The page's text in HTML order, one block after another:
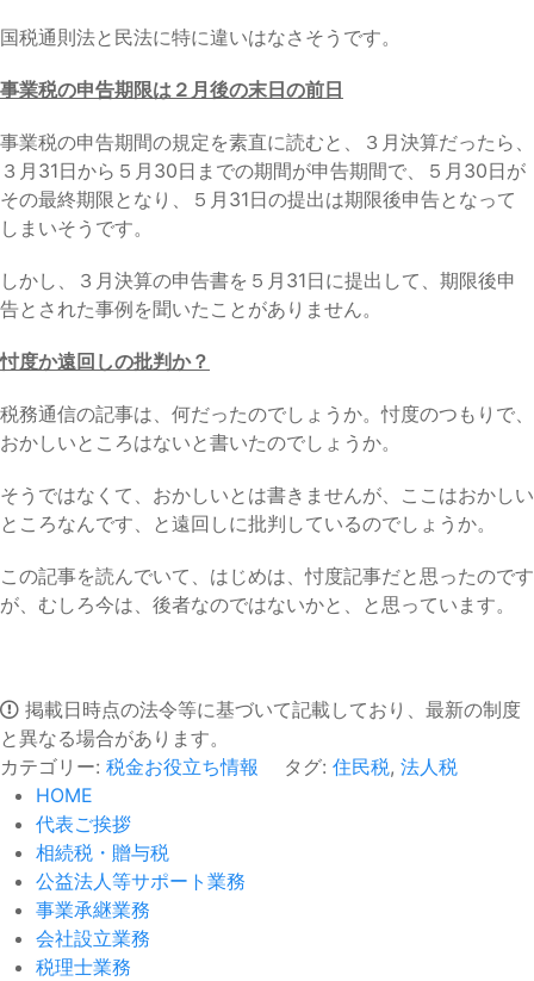
国税通則法と民法に特に違いはなさそうです。
事業税の申告期限は２月後の末日の前日
事業税の申告期間の規定を素直に読むと、３月決算だったら、
３月31日から５月30日までの期間が申告期間で、５月30日が
その最終期限となり、５月31日の提出は期限後申告となって
しまいそうです。
しかし、３月決算の申告書を５月31日に提出して、期限後申
告とされた事例を聞いたことがありません。
忖度か遠回しの批判か？
税務通信の記事は、何だったのでしょうか。忖度のつもりで、
おかしいところはないと書いたのでしょうか。
そうではなくて、おかしいとは書きませんが、ここはおかしい
ところなんです、と遠回しに批判しているのでしょうか。
この記事を読んでいて、はじめは、忖度記事だと思ったのです
が、むしろ今は、後者なのではないかと、と思っています。
掲載日時点の法令等に基づいて記載しており、最新の制度
と異なる場合があります。
カテゴリー: 税金お役立ち情報 タグ: 住民税, 法人税
HOME
代表ご挨拶
相続税・贈与税
公益法人等サポート業務
事業承継業務
会社設立業務
税理士業務